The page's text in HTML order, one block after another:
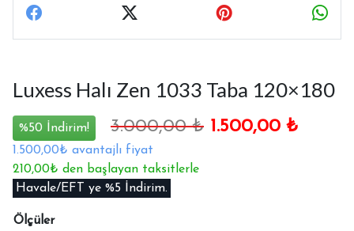
Luxess Halı Zen 1033 Taba 120×180
%50 İndirim! 3.000,00₺ 1.500,00 ₺
1.500,00₺ avantajlı fiyat
210,00₺ den başlayan taksitlerle
Havale/EFT ye %5 İndirim.
Ölçüler